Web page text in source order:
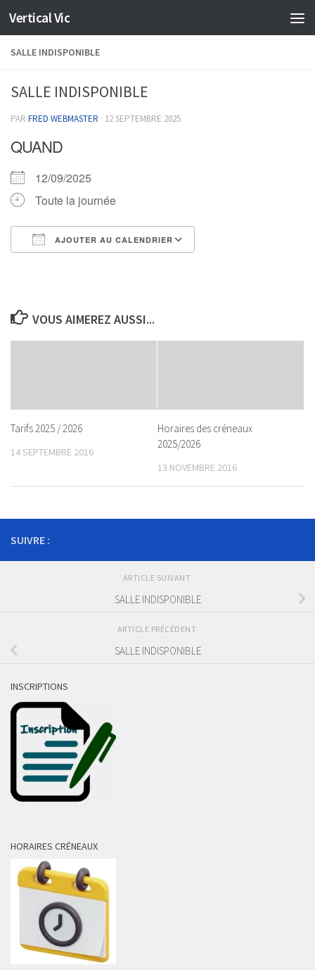
Skip to content
Vertical Vic
SALLE INDISPONIBLE
SALLE INDISPONIBLE
PAR FRED WEBMASTER · 12 SEPTEMBRE 2025
QUAND
12/09/2025
Toute la journée
AJOUTER AU CALENDRIER
VOUS AIMEREZ AUSSI...
Tarifs 2025 / 2026
14 SEPTEMBRE 2016
Horaires des créneaux
2025/2026
13 NOVEMBRE 2016
SUIVRE :
ARTICLE SUIVANT
SALLE INDISPONIBLE
ARTICLE PRÉCÉDENT
SALLE INDISPONIBLE
INSCRIPTIONS
HORAIRES CRÉNEAUX